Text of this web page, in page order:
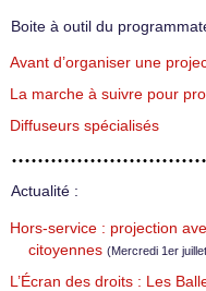
Boite à outil du
Avant d’organiser une
La marche à suivre pour
Diffuseurs spécialisés
Actualité :
Hors-service : projection
citoyennes (Mercredi 1er
L’Écran des droits : Les